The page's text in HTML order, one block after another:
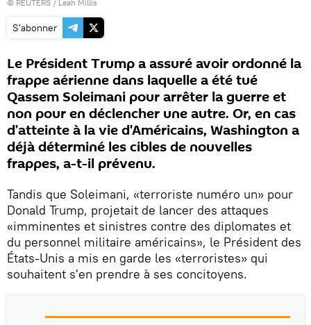
© REUTERS / Leah Millis
S'abonner
Le Président Trump a assuré avoir ordonné la
frappe aérienne dans laquelle a été tué
Qassem Soleimani pour arrêter la guerre et
non pour en déclencher une autre. Or, en cas
d’atteinte à la vie d'Américains, Washington a
déjà déterminé les cibles de nouvelles
frappes, a-t-il prévenu.
Tandis que Soleimani, «terroriste numéro un» pour
Donald Trump, projetait de lancer des attaques
«imminentes et sinistres contre des diplomates et
du personnel militaire américains», le Président des
États-Unis a mis en garde les «terroristes» qui
souhaitent s'en prendre à ses concitoyens.